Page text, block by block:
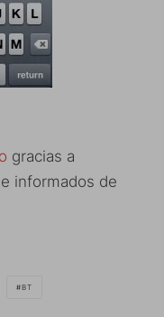
gracias a
informados de
BT